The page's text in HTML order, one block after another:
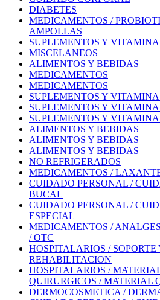
DIABETES
MEDICAMENTOS /
AMPOLLAS
SUPLEMENTOS Y
MISCELANEOS
ALIMENTOS Y BEBIDAS
MEDICAMENTOS
MEDICAMENTOS
SUPLEMENTOS Y
SUPLEMENTOS Y
SUPLEMENTOS Y
ALIMENTOS Y BEBIDAS
ALIMENTOS Y BEBIDAS
ALIMENTOS Y BEBIDAS
NO REFRIGERADOS
MEDICAMENTOS /
CUIDADO PERSONAL /
BUCAL
CUIDADO PERSONAL /
ESPECIAL
MEDICAMENTOS /
/ OTC
HOSPITALARIOS / SOPORTE
REHABILITACION
HOSPITALARIOS /
QUIRURGICOS / MATERIAL
DERMOCOSMETICA /